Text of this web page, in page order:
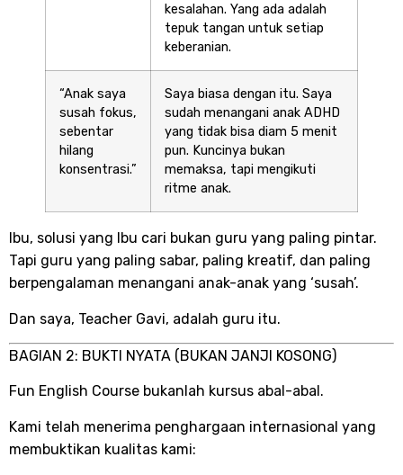
kesalahan. Yang ada adalah
tepuk tangan untuk setiap
keberanian.
“Anak saya
susah fokus,
sebentar
hilang
konsentrasi.”
Saya biasa dengan itu. Saya
sudah menangani anak ADHD
yang tidak bisa diam 5 menit
pun. Kuncinya bukan
memaksa, tapi mengikuti
ritme anak.
Ibu, solusi yang Ibu cari bukan guru yang paling pintar.
Tapi guru yang paling sabar, paling kreatif, dan paling
berpengalaman menangani anak-anak yang ‘susah’.
Dan saya, Teacher Gavi, adalah guru itu.
BAGIAN 2: BUKTI NYATA (BUKAN JANJI KOSONG)
Fun English Course bukanlah kursus abal-abal.
Kami telah menerima penghargaan internasional yang
membuktikan kualitas kami: